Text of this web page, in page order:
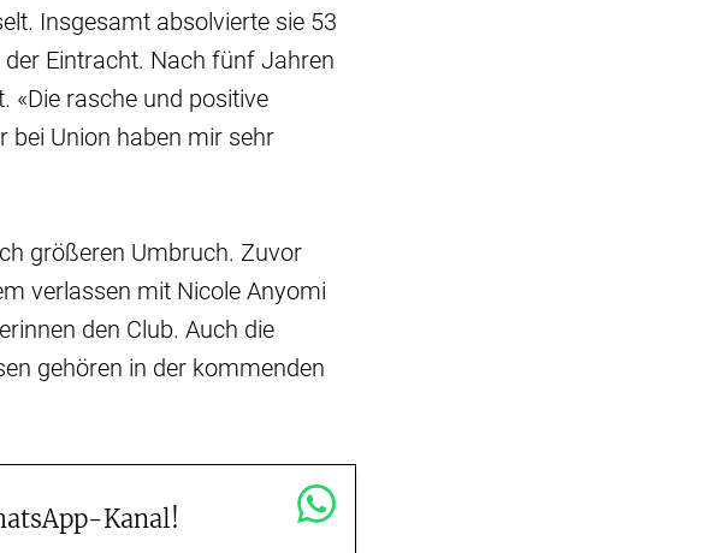
Insgesamt absolvierte sie 53
Eintracht. Nach fünf Jahren
«Die rasche und positive
bei Union haben mir sehr
größeren Umbruch. Zuvor
verlassen mit Nicole Anyomi
den Club. Auch die
gehören in der kommenden
Kanal!